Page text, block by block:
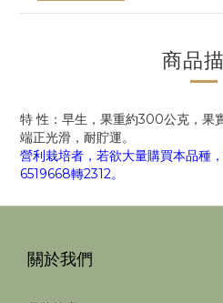
商品
特 性：早生，果重約300公克，果
端正光滑，耐貯運。
營利栽培者，若欲大量購買本品種
6519668轉2312。
關於我們